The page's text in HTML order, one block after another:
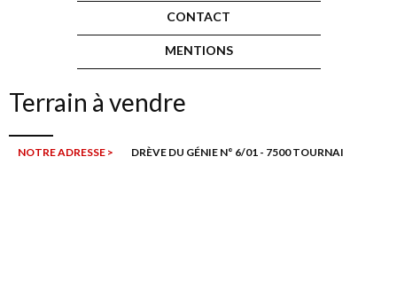
CONTACT
MENTIONS
Terrain à vendre
NOTRE ADRESSE > DRÈVE DU GÉNIE N° 6/01 - 7500 TOURNAI